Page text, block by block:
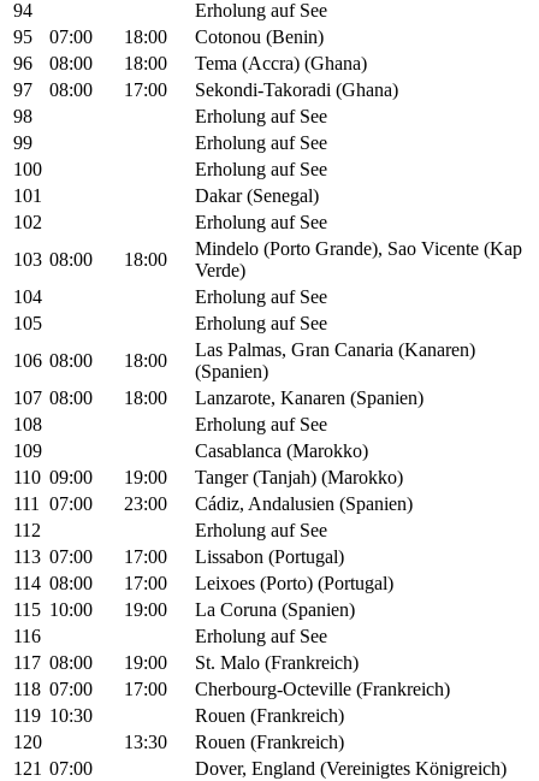
94
Erholung auf See
95
07:00 18:00
Cotonou (Benin)
96
08:00 18:00
Tema (Accra) (Ghana)
97
08:00 17:00
Sekondi-Takoradi (Ghana)
98
Erholung auf See
99
Erholung auf See
100
Erholung auf See
101
Dakar (Senegal)
102
Erholung auf See
103 08:00 18:00
Mindelo (Porto Grande), Sao Vicente (Kap
Verde)
104
Erholung auf See
105
Erholung auf See
106 08:00 18:00
Las Palmas, Gran Canaria (Kanaren)
(Spanien)
107 08:00 18:00
Lanzarote, Kanaren (Spanien)
108
Erholung auf See
109
Casablanca (Marokko)
110 09:00 19:00
Tanger (Tanjah) (Marokko)
111
07:00 23:00
Cádiz, Andalusien (Spanien)
112
Erholung auf See
113 07:00 17:00
Lissabon (Portugal)
114 08:00 17:00
Leixoes (Porto) (Portugal)
115 10:00 19:00
La Coruna (Spanien)
116
Erholung auf See
117 08:00 19:00
St. Malo (Frankreich)
118 07:00 17:00
Cherbourg-Octeville (Frankreich)
119 10:30
Rouen (Frankreich)
120
13:30
Rouen (Frankreich)
121 07:00 Dover, England (Vereinigtes Königreich)